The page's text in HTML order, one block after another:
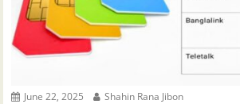
June 22, 2025 Shahin Rana Jibon